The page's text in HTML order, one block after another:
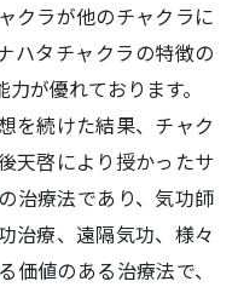
クラが他のチャクラに
ハタチャクラの特徴の
が優れております。
を続けた結果、チャク
天啓により授かったサ
治療法であり、気功師
治療、遠隔気功、様々
価値のある治療法で、